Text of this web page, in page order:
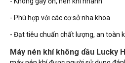
- Phù hợp với các cơ sở nha khoa
- Đạt tiêu chuẩn chất lượng, an toàn
Máy nén khí không dầu Lucky